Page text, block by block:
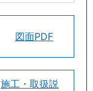
図面PDF
施工・取扱説